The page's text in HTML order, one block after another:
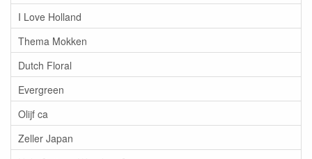
I Love Holland
Thema Mokken
Dutch Floral
Evergreen
Olijf ca
Zeller Japan